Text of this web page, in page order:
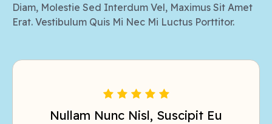
Diam, Molestie Sed Interdum Vel, Maximus Sit Amet
Erat. Vestibulum Quis Mi Nec Mi Luctus Porttitor.
Nullam Nunc Nisl, Suscipit Eu